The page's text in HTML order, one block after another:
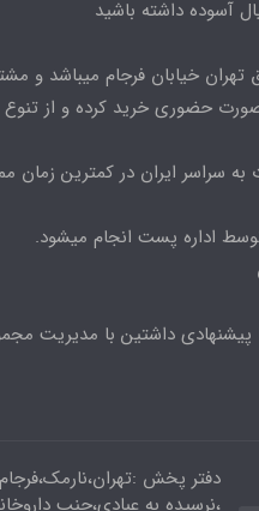
آسوده داشته باشید
خیابان فرجام میباشد و
صورت حضوری خرید کرده و از تنوع
سراسر ایران در کمترین زمان
اداره پست انجام میشود.
داشتین با مدیریت
دفتر پخش :تهران،نارمک،فرجام
،نرسیده به عبادی،جنب